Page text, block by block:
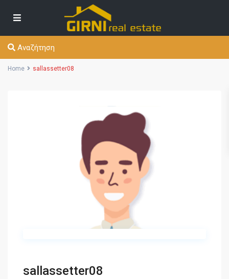
Αναζήτηση
Home sallassetter08
sallassetter08